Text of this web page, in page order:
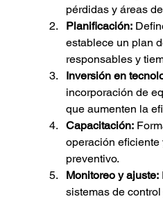
pérdidas y áreas
Planificación:
establece un plan
responsables y
Inversión en
incorporación de
que aumenten la
Capacitación:
operación
preventivo.
Monitoreo y ajuste:
sistemas de